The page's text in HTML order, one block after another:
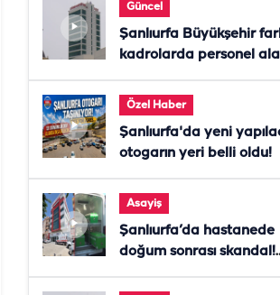
Güncel
Şanlıurfa Büyükşehir
kadrolarda personel
Özel Haber
Şanlıurfa'da yeni
otogarın yeri belli oldu!
Asayiş
Şanlıurfa’da hastanede
doğum sonrası skandal!